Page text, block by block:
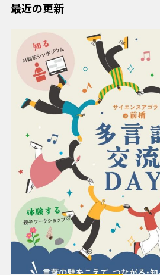
最近の更新